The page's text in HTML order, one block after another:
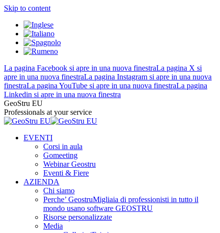
Skip to content
La pagina Facebook si apre in una nuova finestraLa pagina X si
apre in una nuova finestraLa pagina Instagram si apre in una nuova
finestraLa pagina YouTube si apre in una nuova finestraLa pagina
Linkedin si apre in una nuova finestra
GeoStru EU
Professionals at your service
EVENTI
Corsi in aula
Gomeeting
Webinar Geostru
Eventi & Fiere
AZIENDA
Chi siamo
Perche’ GeostruMigliaia di professionisti in tutto il
mondo usano software GEOSTRU
Risorse personalizzate
Media